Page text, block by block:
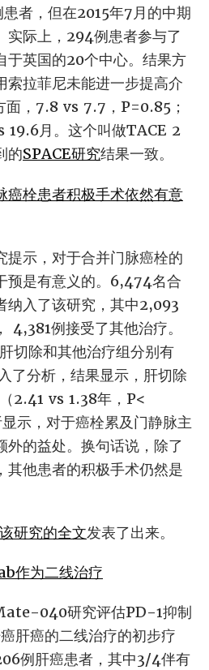
者，但在2015年7月的中期
实际上，294例患者参与了
于英国的20个中心。结果方
索拉菲尼未能进一步提高介
面，7.8 vs 7.7，P=0.85；
19.6月。这个叫做TACE 2
的SPACE研究结果一致。
癌栓患者积极手术依然有意
提示，对于合并门脉癌栓的
预是有意义的。6,474名合
纳入了该研究，其中2,093
4,381例接受了其他治疗。
切除和其他治疗组分别有
了分析，结果显示，肝切除
2.41 vs 1.38年，P<
示，对于癌栓累及门静脉主
外的益处。换句话说，除了
其他患者的积极手术仍然是
该研究的全文发表了出来。
作为二线治疗
040研究评估PD-1抑制
肝癌的二线治疗的初步疗
例肝癌患者，其中3/4伴有